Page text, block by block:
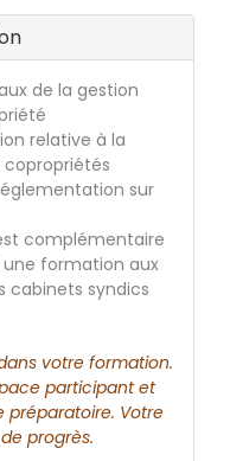
de la gestion
relative à la
sur
complémentaire
formation aux
cabinets syndics
votre formation.
participant et
préparatoire. Votre
progrès.